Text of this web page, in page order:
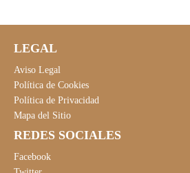
LEGAL
Aviso Legal
Política de Cookies
Política de Privacidad
Mapa del Sitio
REDES SOCIALES
Facebook